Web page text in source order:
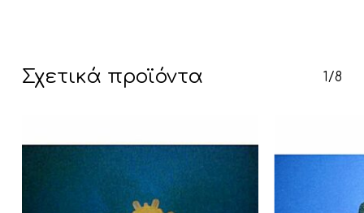
Κανένα προϊόν στο καλάθι σας.
Σχετικά προϊόντα 1/8